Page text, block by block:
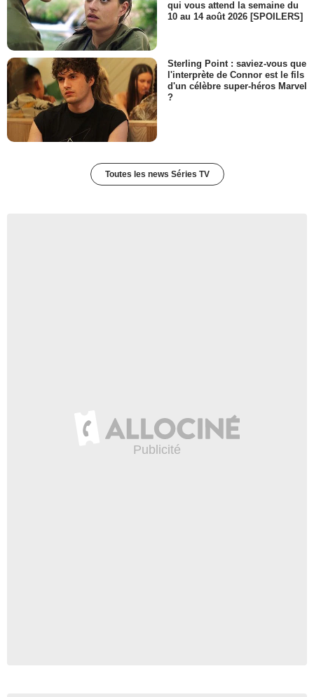
qui vous attend la semaine du
10 au 14 août 2026 [SPOILERS]
Sterling Point : saviez-vous que
l'interprète de Connor est le fils
d'un célèbre super-héros Marvel
?
Toutes les news Séries TV